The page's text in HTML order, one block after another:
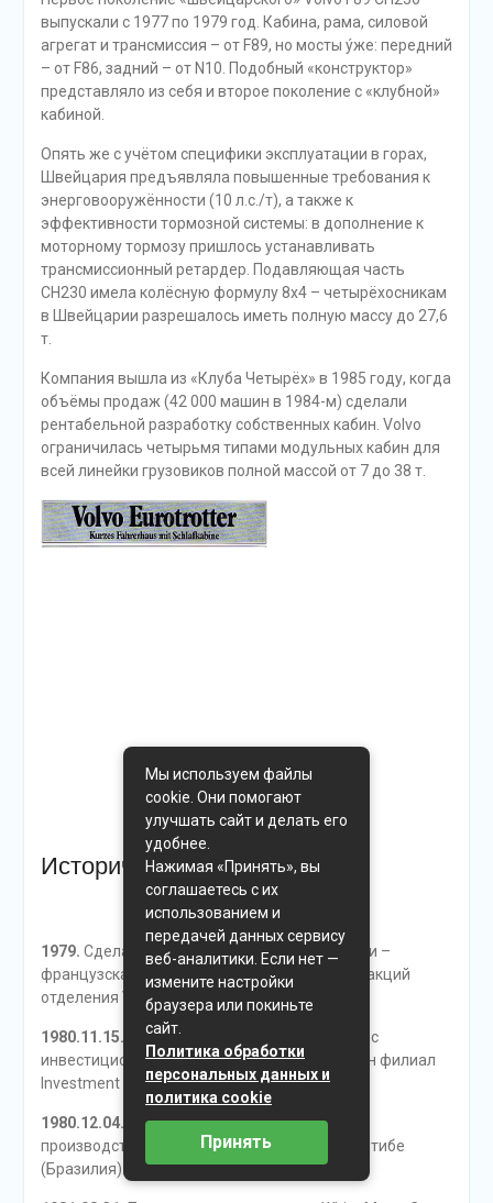
выпускали с 1977 по 1979 год. Кабина, рама, силовой
агрегат и трансмиссия – от F89, но мосты ýже: передний
– от F86, задний – от N10. Подобный «конструктор»
представляло из себя и второе поколение с «клубной»
кабиной.
Опять же с учётом специфики эксплуатации в горах,
Швейцария предъявляла повышенные требования к
энерговооружённости (10 л.с./т), а также к
эффективности тормозной системы: в дополнение к
моторному тормозу пришлось устанавливать
трансмиссионный ретардер. Подавляющая часть
CH230 имела колёсную формулу 8х4 – четырёхосникам
в Швейцарии разрешалось иметь полную массу до 27,6
т.
Компания вышла из «Клуба Четырёх» в 1985 году, когда
объёмы продаж (42 000 машин в 1984-м) сделали
рентабельной разработку собственных кабин. Volvo
ограничилась четырьмя типами модульных кабин для
всей линейки грузовиков полной массой от 7 до 38 т.
Историческая справка
1979. Сделан первый шаг к разделу компании –
французская фирма Renault приобрела 10% акций
отделения Volvo Personvagnar.
1980.11.15. Заключён договор о кооперации с
инвестиционной группой Bejer Invest, основан филиал
Investment AB Volvo Bejer.
1980.12.04. Вошёл в строй завод-гигант по
производству грузовиков и автобусов в Куритибе
(Бразилия).
Мы используем файлы
cookie. Они помогают
улучшать сайт и делать его
удобнее.
Нажимая «Принять», вы
соглашаетесь с их
использованием и
передачей данных сервису
веб-аналитики. Если нет —
измените настройки
браузера или покиньте
сайт.
Политика обработки
персональных данных и
политика cookie
Принять